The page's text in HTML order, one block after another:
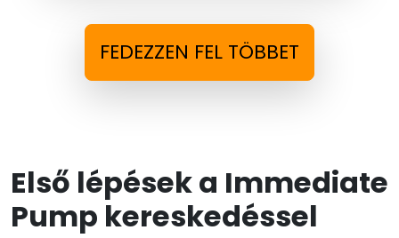
FEDEZZEN FEL TÖBBET
Első lépések a Immediate
Pump kereskedéssel